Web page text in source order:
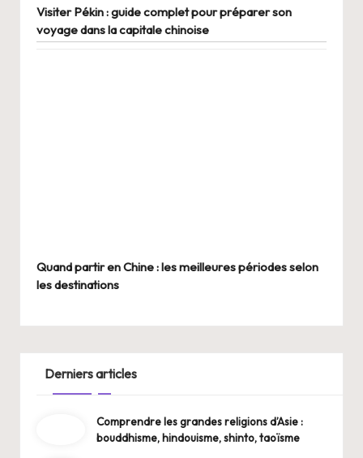
Visiter Pékin : guide complet pour préparer son
voyage dans la capitale chinoise
Quand partir en Chine : les meilleures périodes selon
les destinations
Derniers articles
Comprendre les grandes religions d’Asie :
bouddhisme, hindouisme, shinto, taoïsme